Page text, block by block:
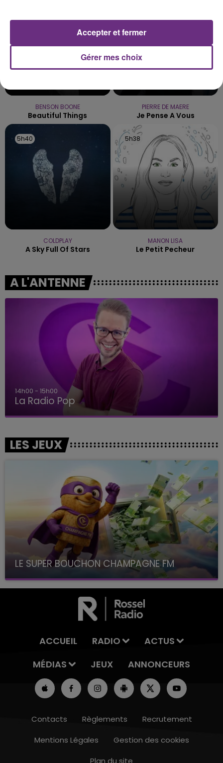
BENSON BOONE
Beautiful Things
PIERRE DE MAERE
Je Pense A Vous
5h40
5h40
COLDPLAY
A Sky Full Of Stars
5h38
5h38
MANON LISA
Le Petit Pecheur
A L'ANTENNE
14h00 - 15h00
La Radio Pop
LES JEUX
LE SUPER BOUCHON CHAMPAGNE FM
avec La Famille Champagne FM, à 8H10
ACCUEIL RADIO
ACTUS
MÉDIAS
JEUX ANNONCEURS
Contacts Règlements
Recrutement
Mentions Légales
Gestion des cookies
Plan du site
Gérer mes choix
Accepter et fermer